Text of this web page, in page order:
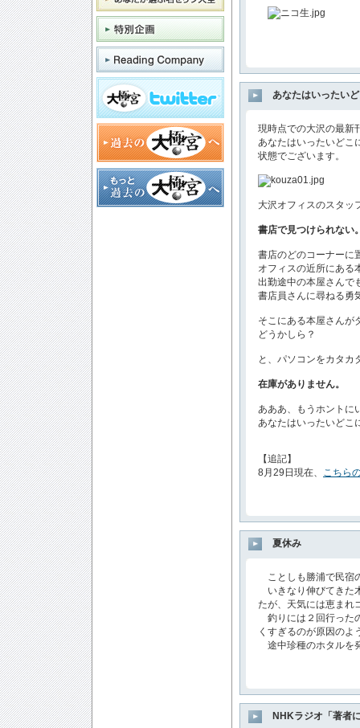
あなたはいったい
現時点での大沢の最新
あなたはいったいどこ
状態でございます。
大沢オフィスのスタッ
書店で見つけられない
書店のどのコーナーに
オフィスの近所にある
出勤途中の本屋さんで
書店員さんに尋ねる勇
そこにある本屋さんが
どうかしら？
と、パソコンをカタカ
在庫がありません。
あああ、もうホントに
あなたはいったいどこ
【追記】
8月29日現在、 こちら
夏休み
ことしも勝浦で民宿
いきなり伸びてきた
たが、天気には恵まれ
釣りには２回行った
くすぎるのが原因のよ
途中珍種のホタルを
NHKラジオ「著者